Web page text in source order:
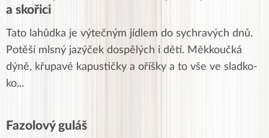
a skořici
Tato lahůdka je výtečným jídlem do sychravých dnů.
Potěší mlsný jazýček dospělých i dětí. Měkkoučká
dýně, křupavé kapustičky a oříšky a to vše ve sladko-
ko...
Fazolový guláš